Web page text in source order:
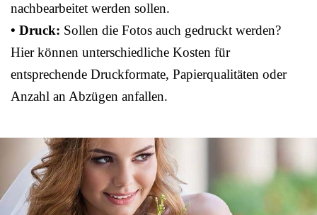
nachbearbeitet werden sollen.
• Druck: Sollen die Fotos auch gedruckt werden?
Hier können unterschiedliche Kosten für
entsprechende Druckformate, Papierqualitäten oder
Anzahl an Abzügen anfallen.